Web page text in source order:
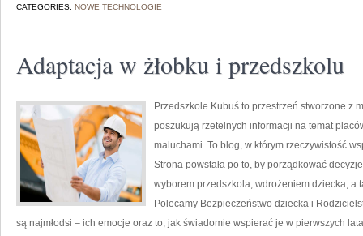
CATEGORIES: NOWE TECHNOLOGIE
Adaptacja w żłobku i przedszkolu
Przedszkole Kubuś to przestrzeń stworzone z
poszukują rzetelnych informacji na temat
maluchami. To blog, w którym rzeczywistość
Strona powstała po to, by porządkować
wyborem przedszkola, wdrożeniem dziecka, a
Polecamy Bezpieczeństwo dziecka i
są najmłodsi – ich emocje oraz to, jak świadomie wspierać je w pierwszych